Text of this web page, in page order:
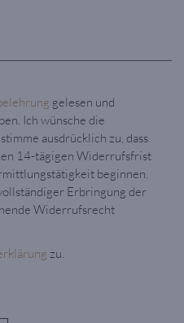
gelesen und
Ich wünsche die
ausdrücklich zu, dass
14-tägigen Widerrufsfrist
beginnen.
Erbringung der
Widerrufsrecht
zu.